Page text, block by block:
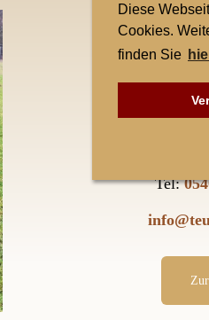
Diese
Cookies.
finden Sie
Tel: